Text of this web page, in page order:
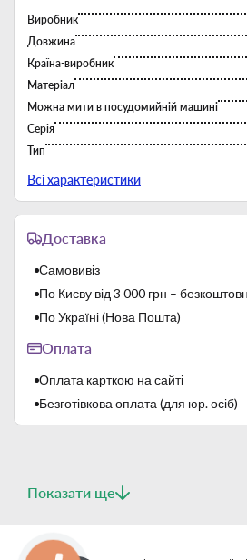
Виробник
Довжина
Країна-виробник
Матеріал
Можна мити в посудомийній машині
Серія
Тип
Товщина
Всі характеристики
Доставка
Самовивіз
По Києву від 3 000 грн –
По Україні (Нова Пошта)
Оплата
Оплата карткою на сайті
Безготівкова оплата (для юр. осіб)
Показати ще